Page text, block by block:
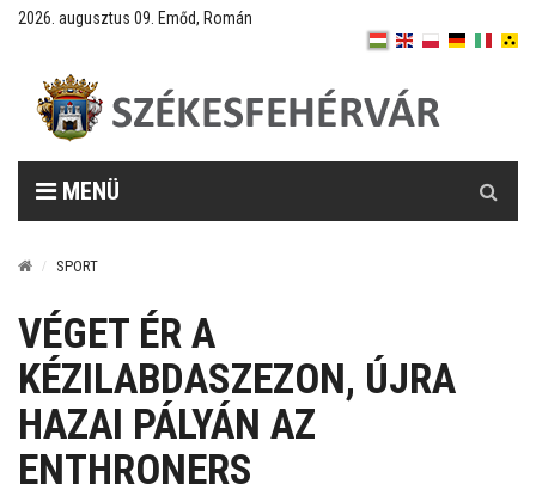
2026. augusztus 09. Emőd, Román
MENÜ
SPORT
VÉGET ÉR A
KÉZILABDASZEZON, ÚJRA
HAZAI PÁLYÁN AZ
ENTHRONERS